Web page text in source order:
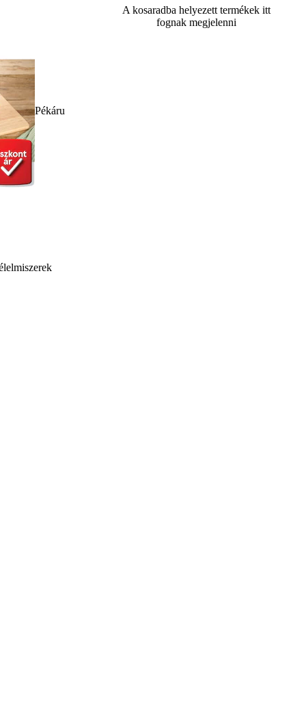
Pékáru
A kosaradba helyezett termékek itt
fognak megjelenni